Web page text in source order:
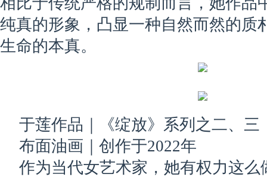
纯真的形象，凸显一种自然而然的质
生命的本真。
于莲作品｜《绽放》系列之二、三
布面油画｜创作于2022年
作为当代女艺术家，她有权力这